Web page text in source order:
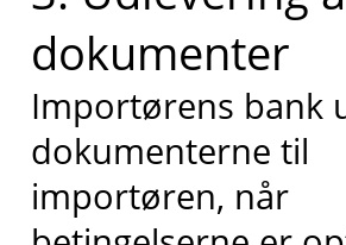
dokumenter
Importørens bank
dokumenterne til
importøren, når